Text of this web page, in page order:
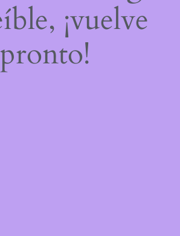
¡vuelve
pronto!